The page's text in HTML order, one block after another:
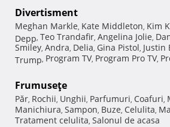
Divertisment
Meghan Markle, Kate Middleton, Kim
Depp, Teo Trandafir, Angelina Jolie,
Smiley, Andra, Delia, Gina Pistol, Justin
Trump, Program TV, Program Pro TV,
Frumuseţe
Păr, Rochii, Unghii, Parfumuri, Coafuri,
Manichiura, Sampon, Buze, Celulita,
Tratament celulita, Salonul de acasa